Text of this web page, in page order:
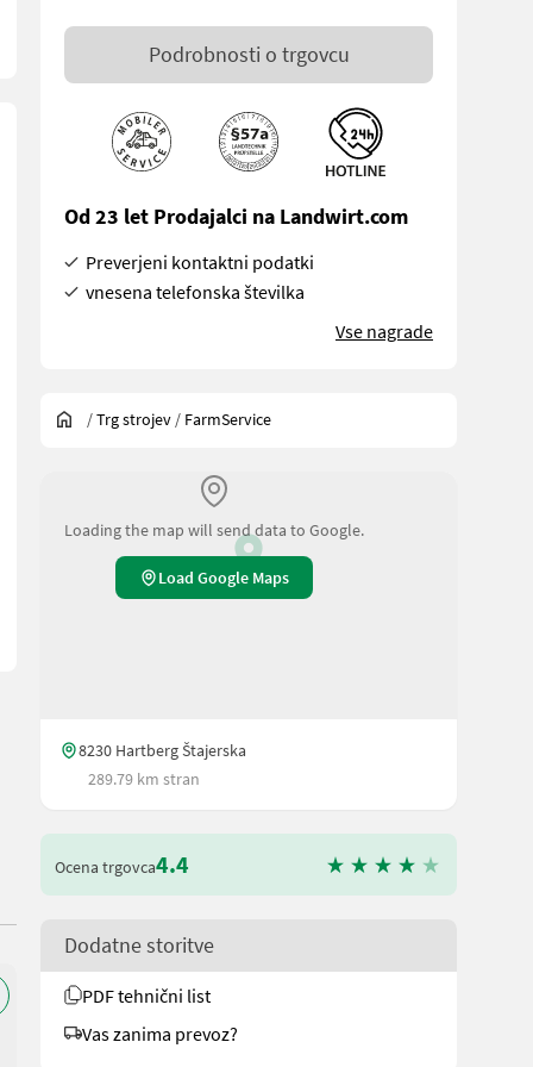
Podrobnosti o trgovcu
Od 23 let Prodajalci na Landwirt.com
Preverjeni kontaktni podatki
vnesena telefonska številka
Vse nagrade
/Trg strojev / FarmService
Loading the map will send data to Google.
Load Google Maps
8230 Hartberg Štajerska
289.79 km stran
Ocena trgovca4.4
Dodatne storitve
PDF tehnični list
Vas zanima prevoz?